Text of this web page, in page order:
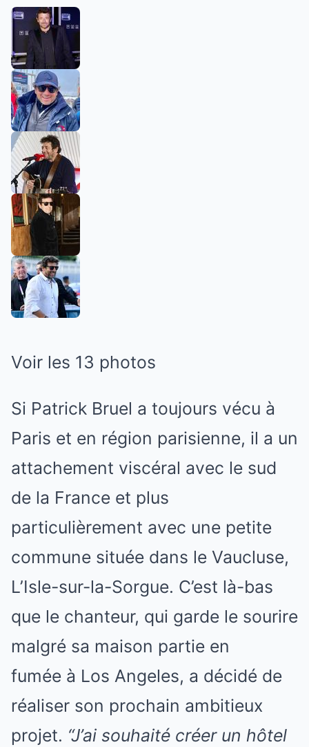
Voir les 13 photos
Si Patrick Bruel a toujours vécu à
Paris et en région parisienne, il a un
attachement viscéral avec le sud
de la France et plus
particulièrement avec une petite
commune située dans le Vaucluse,
L’Isle-sur-la-Sorgue. C’est là-bas
que le chanteur, qui garde le sourire
malgré sa maison partie en
fumée à Los Angeles, a décidé de
réaliser son prochain ambitieux
projet. “J’ai souhaité créer un hôtel